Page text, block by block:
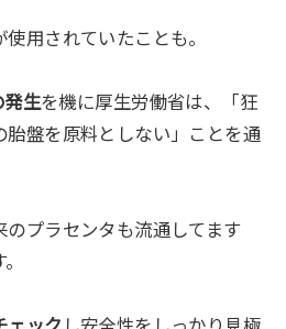
用されていたことも。
発生を機に厚生労働省は、「狂
胎盤を原料としない」ことを通
プラセンタも流通してます